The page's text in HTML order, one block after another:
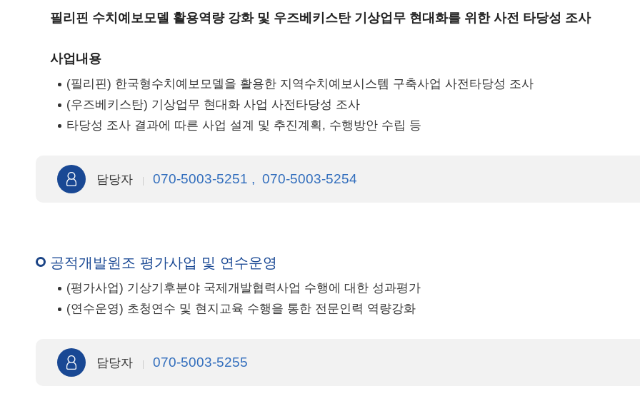
필리핀 수치예보모델 활용역량 강화 및 우즈베키스탄 기상업무 현대화를 위한 사전 타당성 조사
사업내용
(필리핀) 한국형수치예보모델을 활용한 지역수치예보시스템 구축사업 사전타당성 조사
(우즈베키스탄) 기상업무 현대화 사업 사전타당성 조사
타당성 조사 결과에 따른 사업 설계 및 추진계획, 수행방안 수립 등
담당자 070-5003-5251 , 070-5003-5254
공적개발원조 평가사업 및 연수운영
(평가사업) 기상기후분야 국제개발협력사업 수행에 대한 성과평가
(연수운영) 초청연수 및 현지교육 수행을 통한 전문인력 역량강화
담당자 070-5003-5255